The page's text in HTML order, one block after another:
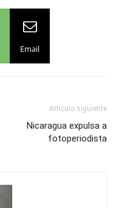
Email
Artículo siguiente
Nicaragua expulsa a
fotoperiodista